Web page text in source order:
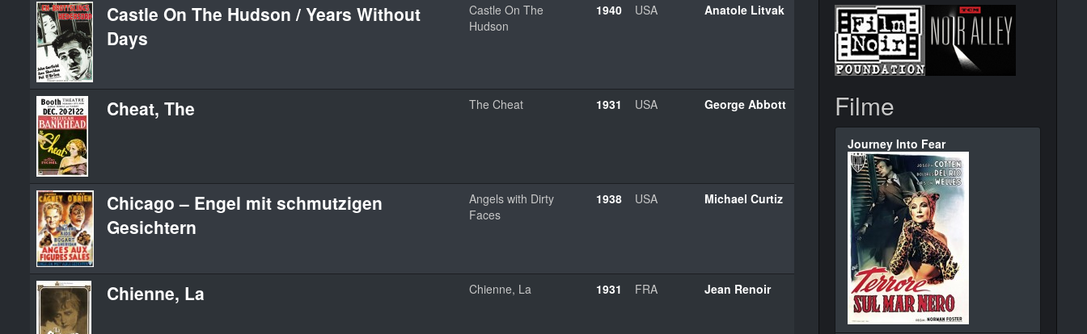
Castle On The Hudson / Years Without
Days
Castle On The
Hudson
1940 USA Anatole Litvak
Cheat, The The Cheat 1931 USA George Abbott
Chicago – Engel mit schmutzigen
Gesichtern
Angels with Dirty
Faces
1938 USA Michael Curtiz
Chienne, La Chienne, La 1931 FRA Jean Renoir
Filme
Journey Into Fear